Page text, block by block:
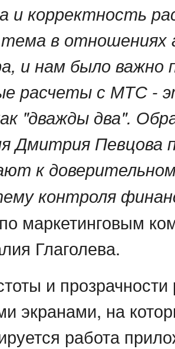
и корректность
тема в отношениях
и нам было важно
расчеты с МТС -
"дважды два".
Дмитрия Певцова
к
контроля
маркетинговым
Глаголева.
и прозрачности
экранами, на
работа